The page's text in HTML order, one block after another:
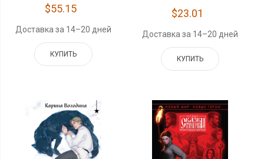
$55.15
Доставка за 14–20 дней
КУПИТЬ
$23.01
Доставка за 14–20 дней
КУПИТЬ